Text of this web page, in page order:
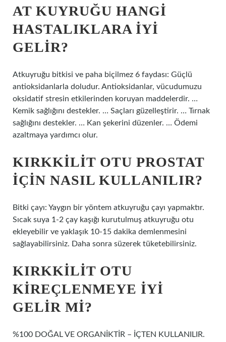
AT KUYRUĞU HANGI
HASTALIKLARA IYI
GELIR?
Atkuyruğu bitkisi ve paha biçilmez 6 faydası: Güçlü
antioksidanlarla doludur. Antioksidanlar, vücudumuzu
oksidatif stresin etkilerinden koruyan maddelerdir. …
Kemik sağlığını destekler. … Saçları güzelleştirir. … Tırnak
sağlığını destekler. … Kan şekerini düzenler. … Ödemi
azaltmaya yardımcı olur.
KIRKKILIT OTU PROSTAT
IÇIN NASIL KULLANILIR?
Bitki çayı: Yaygın bir yöntem atkuyruğu çayı yapmaktır.
Sıcak suya 1-2 çay kaşığı kurutulmuş atkuyruğu otu
ekleyebilir ve yaklaşık 10-15 dakika demlenmesini
sağlayabilirsiniz. Daha sonra süzerek tüketebilirsiniz.
KIRKKILIT OTU
KIREÇLENMEYE IYI
GELIR MI?
%100 DOĞAL VE ORGANİKTİR – İÇTEN KULLANILIR.